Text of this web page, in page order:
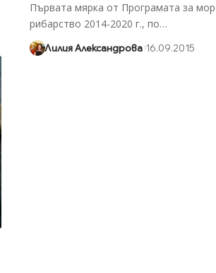
Първата мярка от Програмата за
рибарство 2014-2020 г., по…
Лилия Александрова 16.09.2015